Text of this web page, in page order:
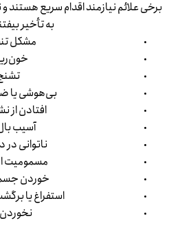
برخی علائم نیازمند اقدام سریع هستند
به تأخیر
مشکل
بی‌هوشی یا
افتادن از
آسیب
ناتوانی
مسمومیت
خوردن
استفراغ یا